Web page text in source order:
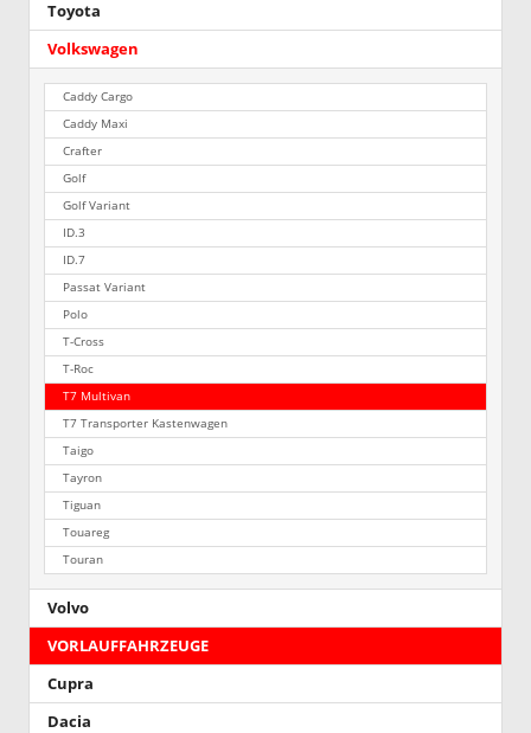
Toyota
Volkswagen
Caddy Cargo
Caddy Maxi
Crafter
Golf
Golf Variant
ID.3
ID.7
Passat Variant
Polo
T-Cross
T-Roc
T7 Multivan
T7 Transporter Kastenwagen
Taigo
Tayron
Tiguan
Touareg
Touran
Volvo
VORLAUFFAHRZEUGE
Cupra
Dacia